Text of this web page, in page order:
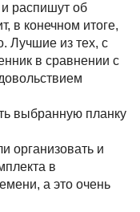
и распишут об
в конечном итоге,
Лучшие из тех, с
в сравнении с
выбранную планку
организовать и
в
а это очень